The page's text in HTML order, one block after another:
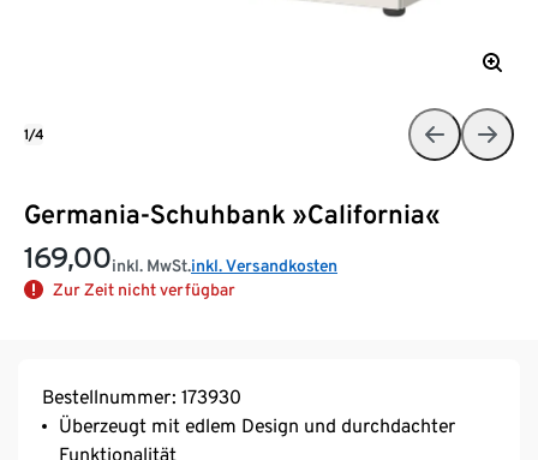
Germania-Schuhbank »California«
169,00inkl. MwSt.inkl. Versandkosten
Zur Zeit nicht verfügbar
1/4
Bestellnummer: 173930
Überzeugt mit edlem Design und durchdachter
Funktionalität